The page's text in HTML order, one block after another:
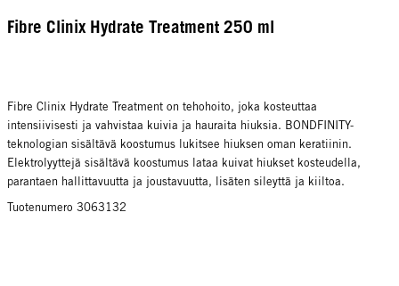
Fibre Clinix Hydrate Treatment 250 ml
Fibre Clinix Hydrate Treatment on tehohoito, joka kosteuttaa
intensiivisesti ja vahvistaa kuivia ja hauraita hiuksia. BONDFINITY-
teknologian sisältävä koostumus lukitsee hiuksen oman keratiinin.
Elektrolyyttejä sisältävä koostumus lataa kuivat hiukset kosteudella,
parantaen hallittavuutta ja joustavuutta, lisäten sileyttä ja kiiltoa.
Tuotenumero 3063132